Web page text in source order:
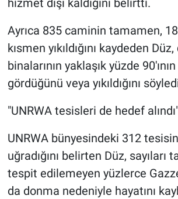
hizmet dışı kaldığını belirtti.
Ayrıca 835 caminin tamamen,
kısmen yıkıldığını kaydeden
binalarının yaklaşık yüzde
gördüğünü veya yıkıldığını
"UNRWA tesisleri de hedef
UNRWA bünyesindeki 312 tesisin
uğradığını belirten Düz, sayıları
tespit edilemeyen yüzlerce
da donma nedeniyle hayatını